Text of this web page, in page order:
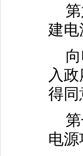
第
建
向
入
得同
第
电